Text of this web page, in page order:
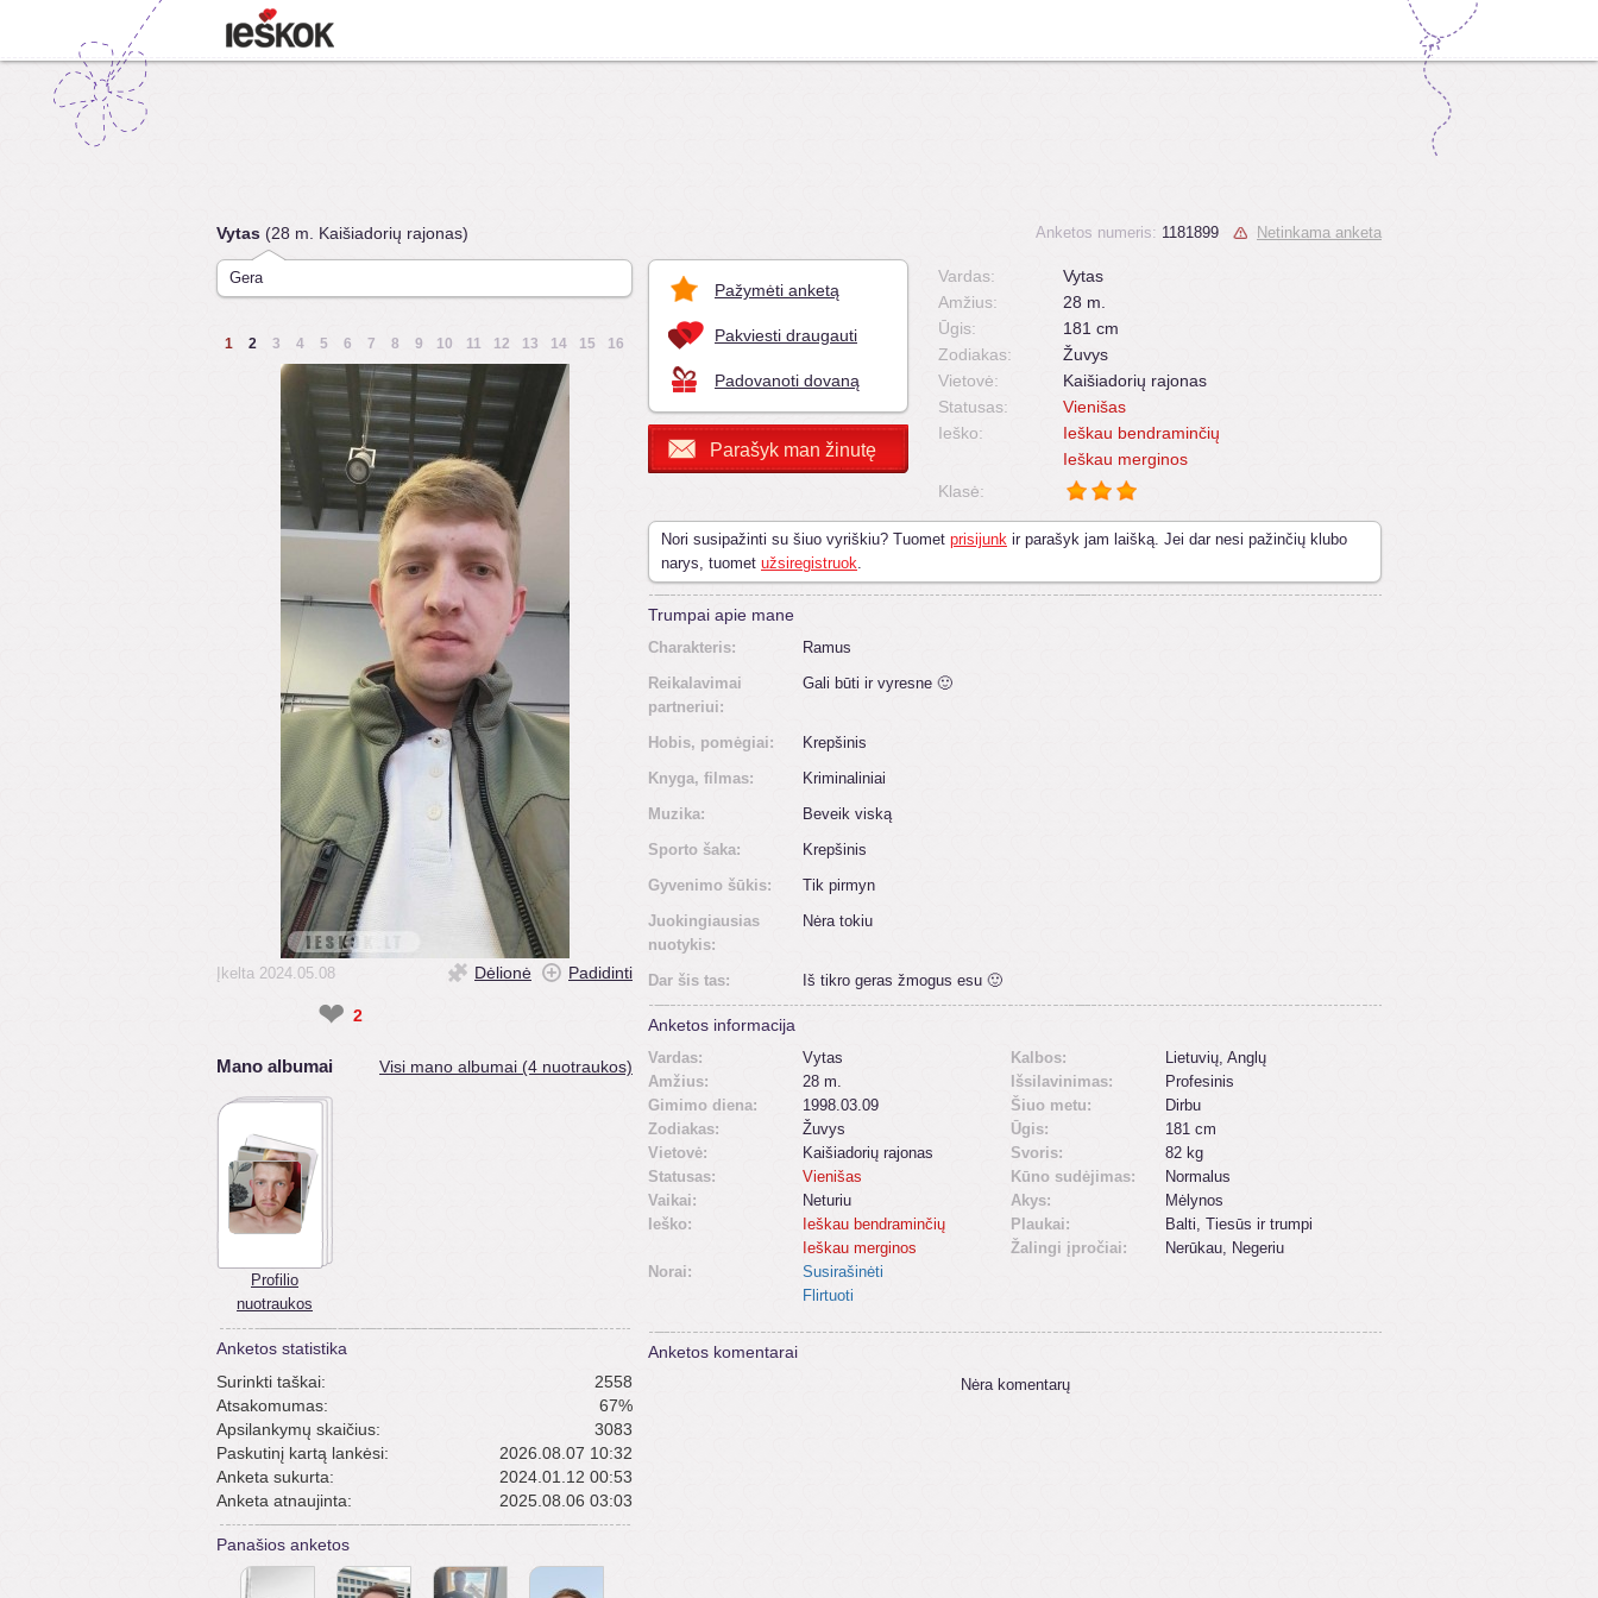
Vytas (28 m. Kaišiadorių rajonas)
Gera
1 2 3 4 5 6 7 8 9 10 11 12 13 14 15 16
Įkelta 2024.05.08 Dėlionė Padidinti
❤ 2
Mano albumai Visi mano albumai (4 nuotraukos)
Profilio
nuotraukos
Anketos statistika
Surinkti taškai:
2558
Atsakomumas:
67%
Apsilankymų skaičius:
3083
Paskutinį kartą lankėsi:
2026.08.07 10:32
Anketa sukurta:
2024.01.12 00:53
Anketa atnaujinta:
2025.08.06 03:03
Panašios anketos
Pažymėti anketą
Pakviesti draugauti
Padovanoti dovaną
Parašyk man žinutę
Anketos numeris: 1181899 Netinkama anketa
Vardas:
Vytas
Amžius:
28 m.
Ūgis:
181 cm
Zodiakas:
Žuvys
Vietovė:
Kaišiadorių rajonas
Statusas:
Vienišas
Ieško:
Ieškau bendraminčių
Ieškau merginos
Klasė:
Nori susipažinti su šiuo vyriškiu? Tuomet prisijunk ir parašyk jam laišką. Jei dar nesi pažinčių klubo
narys, tuomet užsiregistruok.
Trumpai apie mane
Charakteris:
Ramus
Reikalavimai
partneriui:
Gali būti ir vyresne 🙂
Hobis, pomėgiai:
Krepšinis
Knyga, filmas:
Kriminaliniai
Muzika:
Beveik viską
Sporto šaka:
Krepšinis
Gyvenimo šūkis:
Tik pirmyn
Juokingiausias
nuotykis:
Nėra tokiu
Dar šis tas: Iš tikro geras žmogus esu 🙂
Anketos informacija
Vardas:
Vytas
Amžius:
28 m.
Gimimo diena:
1998.03.09
Zodiakas:
Žuvys
Vietovė:
Kaišiadorių rajonas
Statusas:
Vienišas
Vaikai:
Neturiu
Ieško:
Ieškau bendraminčių
Ieškau merginos
Norai:
Susirašinėti
Flirtuoti
Kalbos:
Lietuvių, Anglų
Išsilavinimas:
Profesinis
Šiuo metu:
Dirbu
Ūgis:
181 cm
Svoris:
82 kg
Kūno sudėjimas:
Normalus
Akys:
Mėlynos
Plaukai:
Balti, Tiesūs ir trumpi
Žalingi įpročiai:
Nerūkau, Negeriu
Anketos komentarai
Nėra komentarų